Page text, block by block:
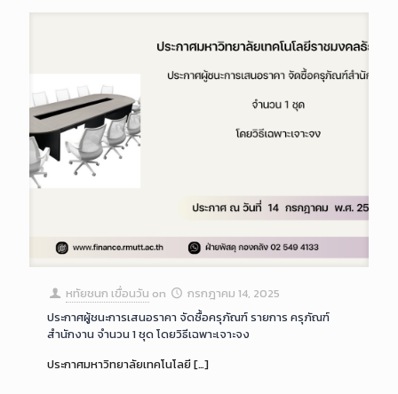
หทัยชนก เขื่อนวัน on
กรกฎาคม 14, 2025
ประกาศผู้ชนะการเสนอราคา จัดซื้อครุภัณฑ์ รายการ ครุภัณฑ์
สำนักงาน จำนวน 1 ชุด โดยวิธีเฉพาะเจาะจง
ประกาศมหาวิทยาลัยเทคโนโลยี[…]